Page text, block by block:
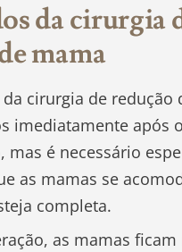
da cirurgia
mama
cirurgia de redução
imediatamente após o
mas é necessário
as mamas se
completa.
as mamas